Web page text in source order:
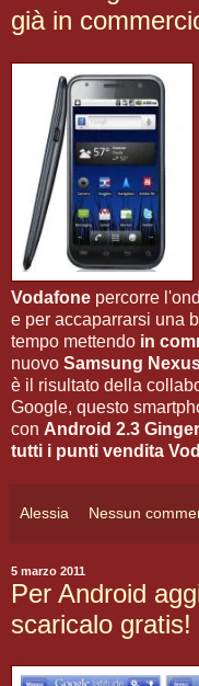
già in
Vodafone percorre
e per accaparrarsi una
tempo mettendo in
nuovo Samsung
è il risultato della
Google, questo
con Android 2.3
tutti i punti vendita
Alessia Nessun
5 marzo 2011
Per Android
scaricalo gratis!